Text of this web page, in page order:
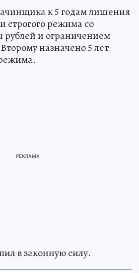
к 5 годам лишения
строгого режима со
рублей и ограничением
назначено 5 лет
в законную силу.